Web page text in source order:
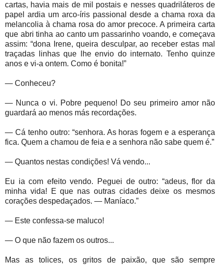
cartas, havia mais de mil postais e nesses quadriláteros de
papel ardia um arco-íris passional desde a chama roxa da
melancolia à chama rosa do amor precoce. A primeira carta
que abri tinha ao canto um passarinho voando, e começava
assim: “dona Irene, queira desculpar, ao receber estas mal
traçadas linhas que lhe envio do internato. Tenho quinze
anos e vi-a ontem. Como é bonita!”
— Conheceu?
— Nunca o vi. Pobre pequeno! Do seu primeiro amor não
guardará ao menos más recordações.
— Cá tenho outro: “senhora. As horas fogem e a esperança
fica. Quem a chamou de feia e a senhora não sabe quem é.”
— Quantos nestas condições! Vá vendo...
Eu ia com efeito vendo. Peguei de outro: “adeus, flor da
minha vida! E que nas outras cidades deixe os mesmos
corações despedaçados. — Maníaco.”
— Este confessa-se maluco!
— O que não fazem os outros...
Mas as tolices, os gritos de paixão, que são sempre